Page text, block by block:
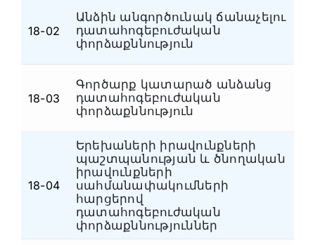
18-02
Անձին անգործունակ ճանաչելու
դատահոգեբուժական
փորձաքննություն
18-03
Գործարք կատարած անձանց
դատահոգեբուժական
փորձաքննություն
18-04
Երեխաների իրավունքների
պաշտպանության և ծնողական
իրավունքների
սահմանափակումների
հարցերով
դատահոգեբուժական
փորձաքննություններ